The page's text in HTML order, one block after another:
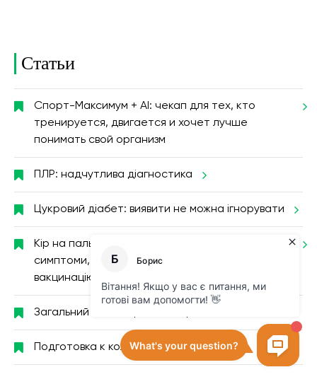
Статьи
Спорт-Максимум + AI: чекап для тех, кто
тренируется, двигается и хочет лучше
понимать свой организм
ПЛР: надчутлива діагностика
Цукровий діабет: виявити не можна ігнорувати
Кір на пальцях: прості пояснення лікаря про
симптоми, ускладнення, діагностику і
вакцинацію
Загальний аналіз крові в подробицях
Подготовка к колоноскопии